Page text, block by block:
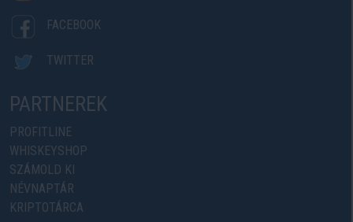
FACEBOOK
TWITTER
PARTNEREK
PROFITLINE
WHISKEYSHOP
SZÁMOLD KI
NÉVNAPTÁR
KRIPTOTÁRCA